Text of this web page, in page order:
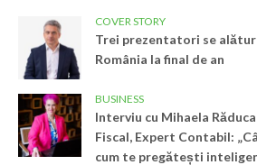
COVER STORY
Trei prezentatori se
România la final de an
BUSINESS
Interviu cu Mihaela
Fiscal, Expert Contabil:
cum te pregătești